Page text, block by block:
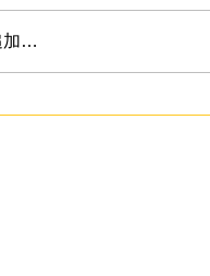
加…